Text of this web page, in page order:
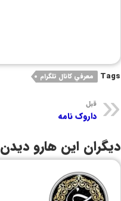
Tags معرفي كانال تلگرام
قبل
داروک نامه
دیگران این هارو دیدن